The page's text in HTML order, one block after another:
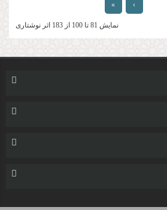
›
»
نمایش 81 تا 100 از 183 اثر نوشتاری